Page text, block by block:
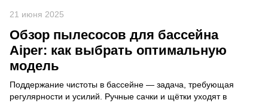
21 июня 2025
Обзор пылесосов для бассейна
Aiper: как выбрать оптимальную
модель
Поддержание чистоты в бассейне — задача, требующая
регулярности и усилий. Ручные сачки и щётки уходят в